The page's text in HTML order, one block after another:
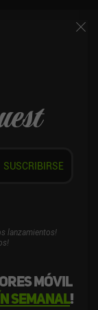
que hicieron que el
fuera realmente
y aficionados
móvil
semanal!
lanzamientos!
SUSCRIBIRSE